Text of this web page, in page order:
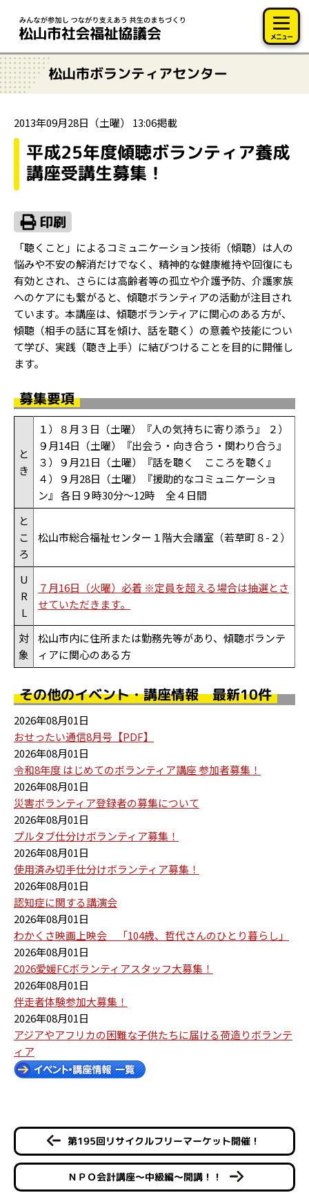
メニュー
松山市ボランティアセンター
2013年09月28日（土曜） 13:06掲載
平成25年度傾聴ボランティア養成
講座受講生募集！
「聴くこと」によるコミュニケーション技術（傾聴）は人の
悩みや不安の解消だけでなく、精神的な健康維持や回復にも
有効とされ、さらには高齢者等の孤立や介護予防、介護家族
へのケアにも繋がると、傾聴ボランティアの活動が注目され
ています。本講座は、傾聴ボランティアに関心のある方が、
傾聴（相手の話に耳を傾け、話を聴く）の意義や技能につい
て学び、実践（聴き上手）に結びつけることを目的に開催し
ます。
募集要項
と
き
１）８月３日（土曜）『人の気持ちに寄り添う』 ２）
９月14日（土曜）『出会う・向き合う・関わり合う』
３）９月21日（土曜）『話を聴く こころを聴く』
４）９月28日（土曜）『援助的なコミュニケーショ
ン』 各日９時30分～12時 全４日間
と
こ
ろ
松山市総合福祉センター１階大会議室（若草町８-２）
U
R
L
７月16日（火曜）必着 ※定員を超える場合は抽選とさ
せていただきます。
対
象
松山市内に住所または勤務先等があり、傾聴ボランテ
ィアに関心のある方
その他のイベント・講座情報 最新10件
2026年08月01日
おせったい通信8月号【PDF】
2026年08月01日
令和8年度 はじめてのボランティア講座 参加者募集！
2026年08月01日
災害ボランティア登録者の募集について
2026年08月01日
プルタブ仕分けボランティア募集！
2026年08月01日
使用済み切手仕分けボランティア募集！
2026年08月01日
認知症に関する講演会
2026年08月01日
わかくさ映画上映会 「104歳、哲代さんのひとり暮らし」
2026年08月01日
2026愛媛FCボランティアスタッフ大募集！
2026年08月01日
伴走者体験参加大募集！
2026年08月01日
アジアやアフリカの困難な子供たちに届ける荷造りボランテ
ィア
第195回リサイクルフリーマーケット開催！
ＮＰＯ会計講座～中級編～開講！！